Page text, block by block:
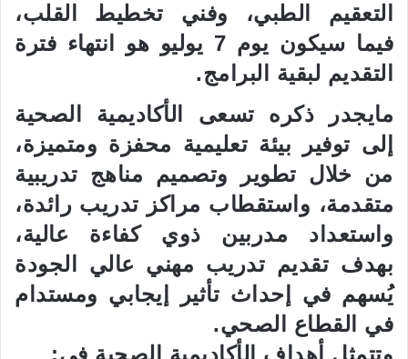
التعقيم الطبي، وفني تخطيط القلب،
فيما سيكون يوم 7 يوليو هو انتهاء فترة
التقديم لبقية البرامج.
مايجدر ذكره تسعى الأكاديمية الصحية
إلى توفير بيئة تعليمية محفزة ومتميزة،
من خلال تطوير وتصميم مناهج تدريبية
متقدمة، واستقطاب مراكز تدريب رائدة،
واستعداد مدربين ذوي كفاءة عالية،
بهدف تقديم تدريب مهني عالي الجودة
يُسهم في إحداث تأثير إيجابي ومستدام
في القطاع الصحي.